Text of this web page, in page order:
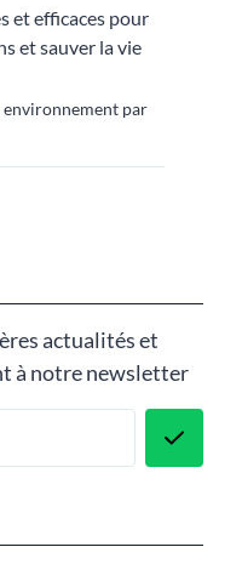
et efficaces pour
et sauver la vie
par
actualités et
à notre newsletter